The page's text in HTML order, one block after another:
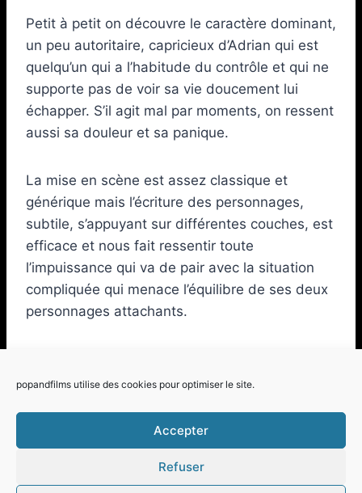
popandfilms utilise des cookies pour optimiser le site.
Accepter
Refuser
Petit à petit on découvre le caractère dominant,
un peu autoritaire, capricieux d’Adrian qui est
quelqu’un qui a l’habitude du contrôle et qui ne
supporte pas de voir sa vie doucement lui
échapper. S’il agit mal par moments, on ressent
aussi sa douleur et sa panique.
La mise en scène est assez classique et
générique mais l’écriture des personnages,
subtile, s’appuyant sur différentes couches, est
efficace et nous fait ressentir toute
l’impuissance qui va de pair avec la situation
compliquée qui menace l’équilibre de ses deux
personnages attachants.
plateforme de Films LGBT Queerscreen
© 2026 Pop and Films - Thème WordPress par